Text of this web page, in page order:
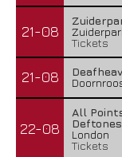
21-08
Tickets
21-08
22-08
All
London
Tickets